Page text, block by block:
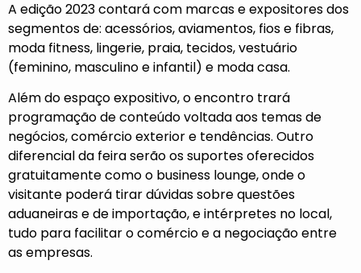
A edição 2023 contará com marcas e expositores dos
segmentos de: acessórios, aviamentos, fios e fibras,
moda fitness, lingerie, praia, tecidos, vestuário
(feminino, masculino e infantil) e moda casa.
Além do espaço expositivo, o encontro trará
programação de conteúdo voltada aos temas de
negócios, comércio exterior e tendências. Outro
diferencial da feira serão os suportes oferecidos
gratuitamente como o business lounge, onde o
visitante poderá tirar dúvidas sobre questões
aduaneiras e de importação, e intérpretes no local,
tudo para facilitar o comércio e a negociação entre
as empresas.